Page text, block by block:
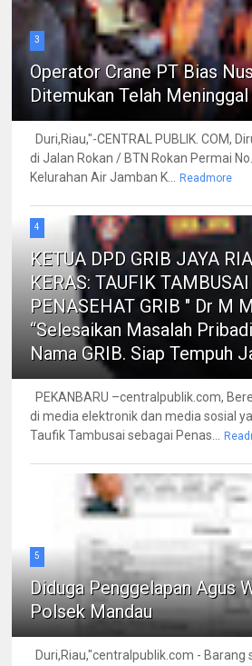
3
Operator Crane PT Bias
Ditemukan Telah Meninggal
Duri,Riau,"-CENTRAL PUBLIK. COM,
di Jalan Rokan / BTN Rokan Permai
Kelurahan Air Jamban K...
Readmore
4
KETUA DPD GRIB JAYA
KERAS: TAUFIK
PENASEHAT GRIB " Dr M
“Selesaikan Masalah
Nama GRIB. Siap Tempuh
PEKANBARU –centralpublik.com,
di media elektronik dan media sosial
Taufik Tambusai sebagai Penas...
5
Diduga Penggelapan Agus
Polsek Mandau
Duri,Riau,"centralpublik.com - Barang